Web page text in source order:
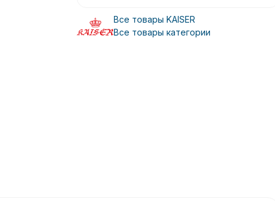
Все товары KAISER
Все товары категории